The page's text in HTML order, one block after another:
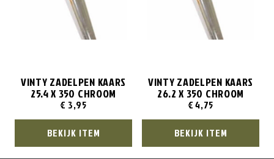
VINTY ZADELPEN KAARS
25.4 X 350 CHROOM
€ 3,95
BEKIJK ITEM
VINTY ZADELPEN KAARS
26.2 X 350 CHROOM
€4,75
BEKIJK ITEM